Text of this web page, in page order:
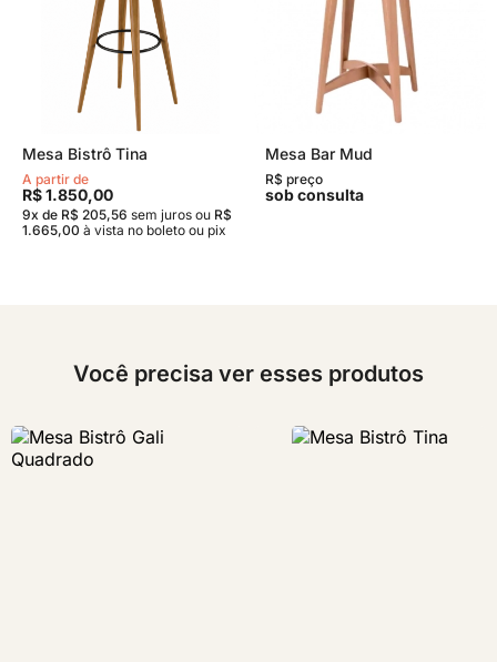
Mesa Bistrô Tina
A partir de
R$ 1.850,00
9x de R$ 205,56 sem juros ou R$
1.665,00 à vista no boleto ou pix
Mesa Bar Mud
R$ preço
sob consulta
Você precisa ver esses produtos